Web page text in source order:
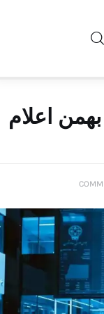
ارزش سهام عدالت در ۳ بهمن اعلام